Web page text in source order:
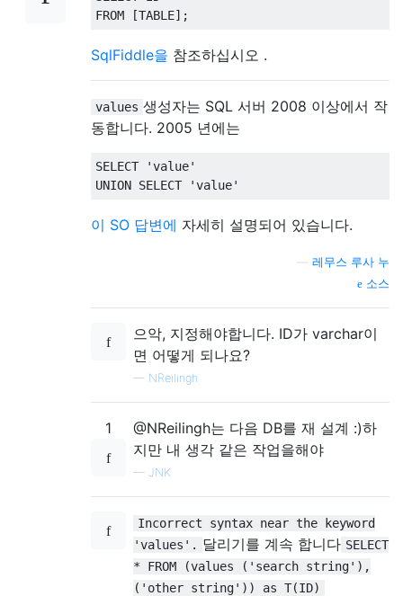
FROM
[TABLE];
SqlFiddle을 참조하십시오 .
values 생성자는 SQL 서버 2008 이상에서 작
동합니다. 2005 년에는
SELECT
'value'
UNION SELECT 'value'
이 SO 답변에 자세히 설명되어 있습니다.
레무스 루사 누
소스
으악, 지정해야합니다. ID가 varchar이
면 어떻게 되나요?
— NReilingh
1
@NReilingh는 다음 DB를 재 설계 :)하
지만 내 생각 같은 작업을해야
— JNK
Incorrect syntax near the keyword
'values'. 달리기를 계속 합니다 SELECT
* FROM (values ('search string'),
('other string')) as T(ID)